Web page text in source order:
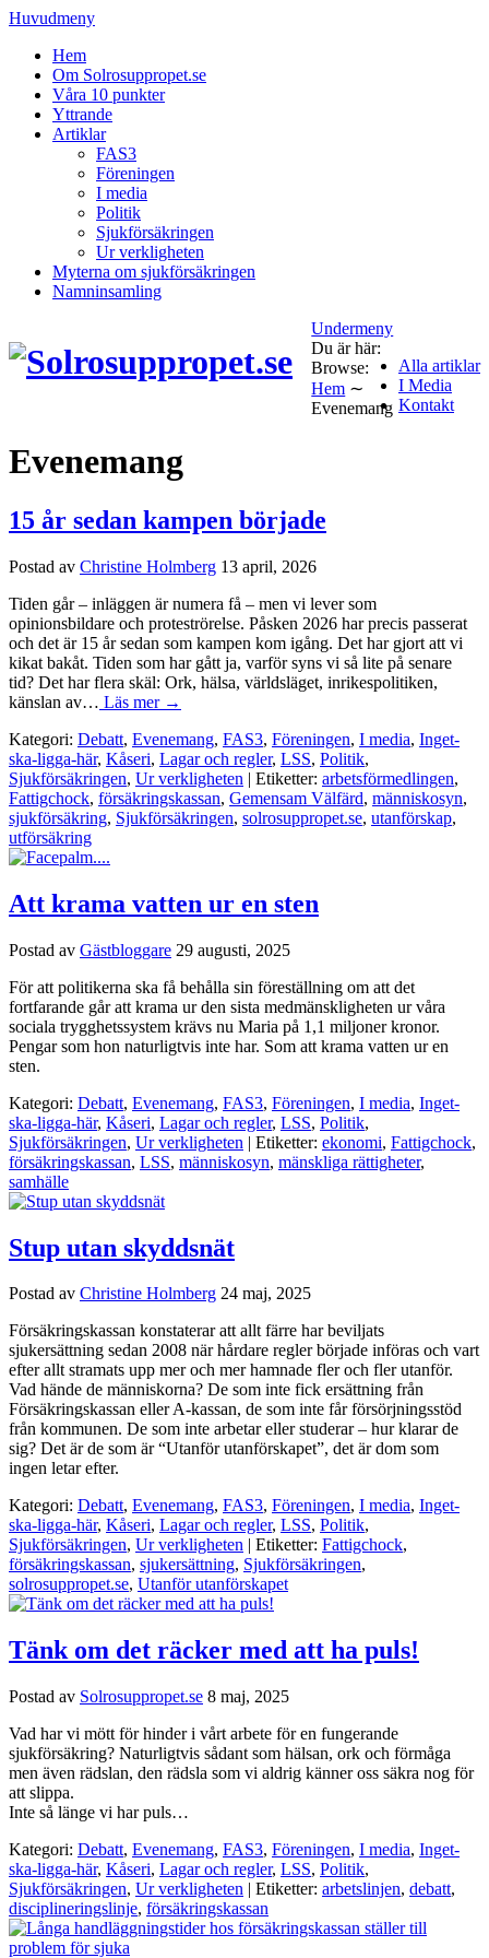
Huvudmeny
Hem
Om Solrosuppropet.se
Våra 10 punkter
Yttrande
Artiklar
FAS3
Föreningen
I media
Politik
Sjukförsäkringen
Ur verkligheten
Myterna om sjukförsäkringen
Namninsamling
Undermeny
Alla artiklar
I Media
Kontakt
Du är här:
Browse:
Hem ∼
Evenemang
Evenemang
15 år sedan kampen började
Postad av Christine Holmberg 13 april, 2026
Tiden går – inläggen är numera få – men vi lever som
opinionsbildare och proteströrelse. Påsken 2026 har precis passerat
och det är 15 år sedan som kampen kom igång. Det har gjort att vi
kikat bakåt. Tiden som har gått ja, varför syns vi så lite på senare
tid? Det har flera skäl: Ork, hälsa, världsläget, inrikespolitiken,
känslan av… Läs mer →
Kategori: Debatt, Evenemang, FAS3, Föreningen, I media, Inget-
ska-ligga-här, Kåseri, Lagar och regler, LSS, Politik,
Sjukförsäkringen, Ur verkligheten | Etiketter: arbetsförmedlingen,
Fattigchock, försäkringskassan, Gemensam Välfärd, människosyn,
sjukförsäkring, Sjukförsäkringen, solrosuppropet.se, utanförskap,
utförsäkring
Att krama vatten ur en sten
Postad av Gästbloggare 29 augusti, 2025
För att politikerna ska få behålla sin föreställning om att det
fortfarande går att krama ur den sista medmänskligheten ur våra
sociala trygghetssystem krävs nu Maria på 1,1 miljoner kronor.
Pengar som hon naturligtvis inte har. Som att krama vatten ur en
sten.
Kategori: Debatt, Evenemang, FAS3, Föreningen, I media, Inget-
ska-ligga-här, Kåseri, Lagar och regler, LSS, Politik,
Sjukförsäkringen, Ur verkligheten | Etiketter: ekonomi, Fattigchock,
försäkringskassan, LSS, människosyn, mänskliga rättigheter,
samhälle
Stup utan skyddsnät
Postad av Christine Holmberg 24 maj, 2025
Försäkringskassan konstaterar att allt färre har beviljats
sjukersättning sedan 2008 när hårdare regler började införas och vart
efter allt stramats upp mer och mer hamnade fler och fler utanför.
Vad hände de människorna? De som inte fick ersättning från
Försäkringskassan eller A-kassan, de som inte får försörjningsstöd
från kommunen. De som inte arbetar eller studerar – hur klarar de
sig? Det är de som är “Utanför utanförskapet”, det är dom som
ingen letar efter.
Kategori: Debatt, Evenemang, FAS3, Föreningen, I media, Inget-
ska-ligga-här, Kåseri, Lagar och regler, LSS, Politik,
Sjukförsäkringen, Ur verkligheten | Etiketter: Fattigchock,
försäkringskassan, sjukersättning, Sjukförsäkringen,
solrosuppropet.se, Utanför utanförskapet
Tänk om det räcker med att ha puls!
Postad av Solrosuppropet.se 8 maj, 2025
Vad har vi mött för hinder i vårt arbete för en fungerande
sjukförsäkring? Naturligtvis sådant som hälsan, ork och förmåga
men även rädslan, den rädsla som vi aldrig känner oss säkra nog för
att slippa.
Inte så länge vi har puls…
Kategori: Debatt, Evenemang, FAS3, Föreningen, I media, Inget-
ska-ligga-här, Kåseri, Lagar och regler, LSS, Politik,
Sjukförsäkringen, Ur verkligheten | Etiketter: arbetslinjen, debatt,
disciplineringslinje, försäkringskassan